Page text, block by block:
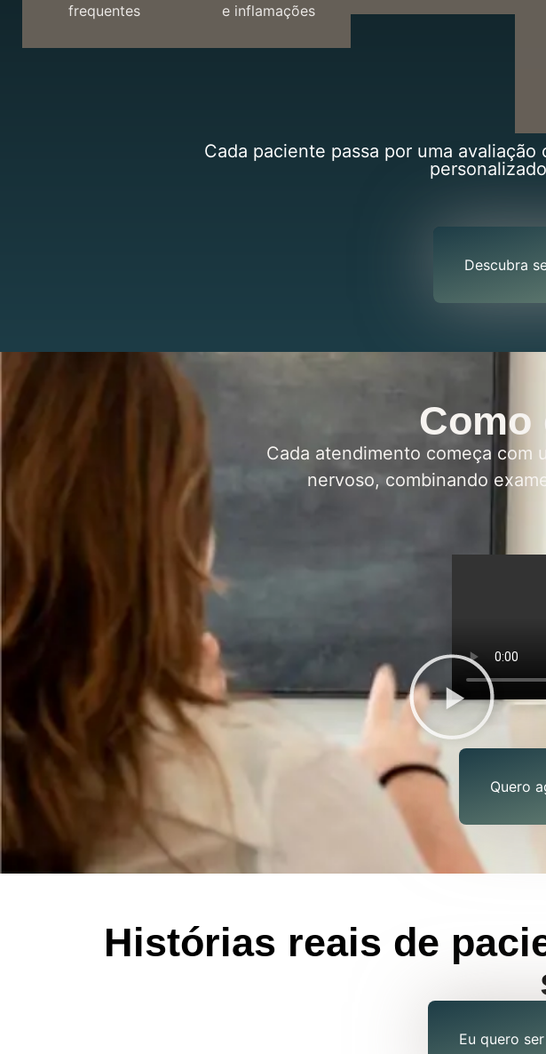
frequentes
e inflamações
Cada paciente passa por uma
Descubra
Como
Cada atendimento começa com
nervoso, combinando
Quero
Histórias reais de
Eu quero